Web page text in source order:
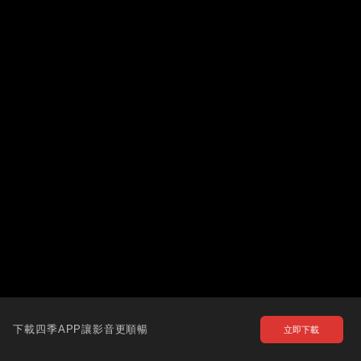
下載四季APP讓影音更順暢 立即下載